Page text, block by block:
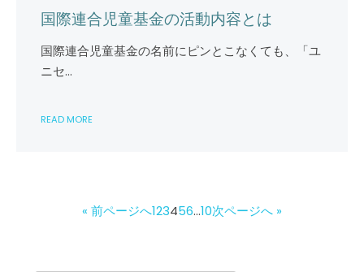
連
合
児
童
基
活
国際連合児童基金の活動内容とは
国際連合児童基金の名前にピンとこなくても、「ユ
ニセ…
READ MORE
« 前ページへ123456…10次ページへ »